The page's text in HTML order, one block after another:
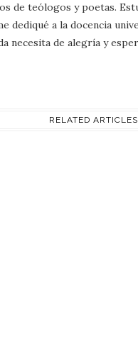
de teólogos y poetas.
dediqué a la docencia
necesita de alegría y
RELATED ARTICLES